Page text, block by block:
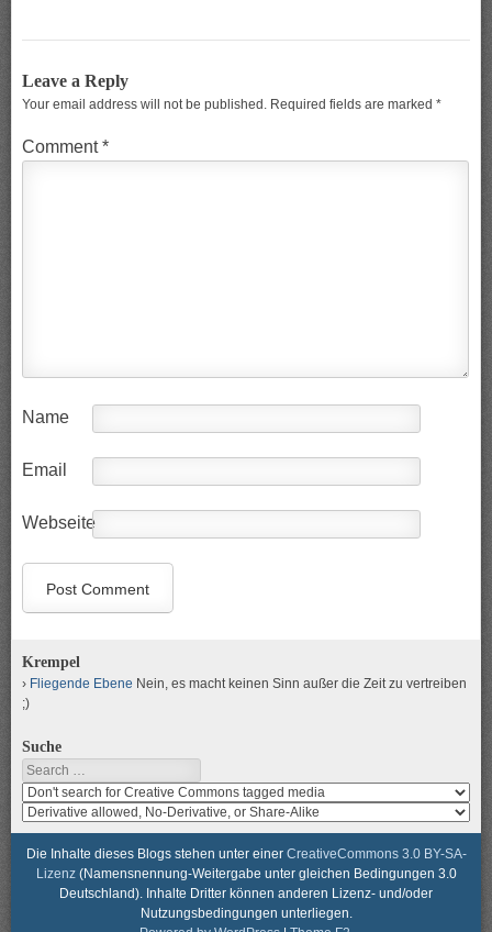
Leave a Reply
Your email address will not be published. Required fields are marked *
Comment*
Name
Email
Webseite
Krempel
Fliegende Ebene Nein, es macht keinen Sinn außer die Zeit zu vertreiben
;)
Suche
Search
Search
media
for
usage
rights
search
media
for
modification
Die Inhalte dieses Blogs stehen unter einer CreativeCommons 3.0 BY-SA-
Lizenz(Namensnennung-Weitergabe unter gleichen Bedingungen 3.0
Deutschland). Inhalte Dritter können anderen Lizenz- und/oder
Nutzungsbedingungen unterliegen.